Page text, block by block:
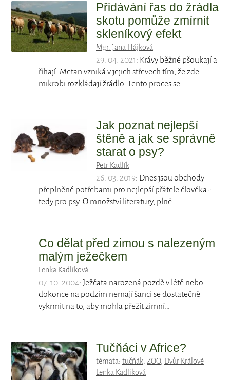
Přidávání řas do žrádla
skotu pomůže zmírnit
skleníkový efekt
Mgr. Jana Hájková
29. 04. 2021: Krávy běžně pšoukají a
říhají. Metan vzniká v jejich střevech tím, že zde
mikrobi rozkládají žrádlo. Tento proces se…
Jak poznat nejlepší
štěně a jak se správně
starat o psy?
Petr Kadlík
26. 03. 2019: Dnes jsou obchody
přeplněné potřebami pro nejlepší přátele člověka -
tedy pro psy. O množství literatury, plné…
Co dělat před zimou s nalezeným
malým ježečkem
Lenka Kadlíková
07. 10. 2004: Ježčata narozená pozdě v létě nebo
dokonce na podzim nemají šanci se dostatečně
vykrmit na to, aby mohla přežít zimní…
Tučňáci v Africe?
témata: tučňák, ZOO, Dvůr Králové
Lenka Kadlíková